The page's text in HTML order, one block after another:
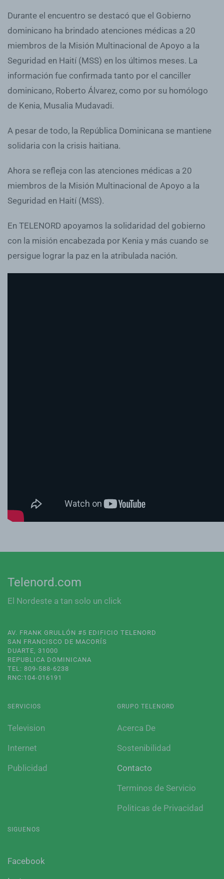
Durante el encuentro se destacó que el Gobierno
dominicano ha brindado atenciones médicas a 20
miembros de la Misión Multinacional de Apoyo a la
Seguridad en Haití (MSS) en los últimos meses. La
información fue confirmada tanto por el canciller
dominicano, Roberto Álvarez, como por su homólogo
de Kenia, Musalia Mudavadi.
A pesar de todo, la República Dominicana se mantiene
solidaria con la crisis haitiana.
Ahora se refleja con las atenciones médicas a 20
miembros de la Misión Multinacional de Apoyo a la
Seguridad en Haití (MSS).
En TELENORD apoyamos la solidaridad del gobierno
con la misión encabezada por Kenia y más cuando se
persigue lograr la paz en la atribulada nación.
Telenord.com
El Nordeste a tan solo un click
AV. FRANK GRULLÓN #5 EDIFICIO TELENORD
SAN FRANCISCO DE MACORÍS
DUARTE, 31000
REPUBLICA DOMINICANA
TEL: 809-588-6238
RNC:104-016191
SERVICIOS
Television
Internet
Publicidad
GRUPO TELENORD
Acerca De
Sostenibilidad
Contacto
Terminos de Servicio
Politicas de Privacidad
SIGUENOS
Facebook